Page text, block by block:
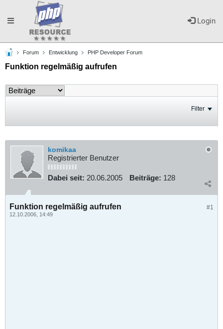
Login
Toggle
navigation
Forum Entwicklung PHP Developer Forum
Funktion regelmäßig aufrufen
Filter
komikaa
Registrierter Benutzer
Dabei seit: 20.06.2005 Beiträge: 128
#1
Funktion regelmäßig aufrufen
12.10.2006, 14:49